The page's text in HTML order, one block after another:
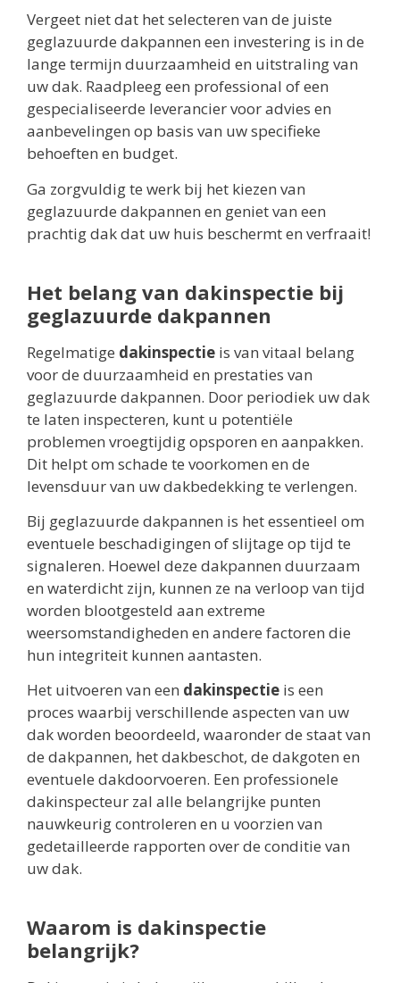
Vergeet niet dat het selecteren van de juiste
geglazuurde dakpannen een investering is in de
lange termijn duurzaamheid en uitstraling van
uw dak. Raadpleeg een professional of een
gespecialiseerde leverancier voor advies en
aanbevelingen op basis van uw specifieke
behoeften en budget.
Ga zorgvuldig te werk bij het kiezen van
geglazuurde dakpannen en geniet van een
prachtig dak dat uw huis beschermt en verfraait!
Het belang van dakinspectie bij
geglazuurde dakpannen
Regelmatige dakinspectie is van vitaal belang
voor de duurzaamheid en prestaties van
geglazuurde dakpannen. Door periodiek uw dak
te laten inspecteren, kunt u potentiële
problemen vroegtijdig opsporen en aanpakken.
Dit helpt om schade te voorkomen en de
levensduur van uw dakbedekking te verlengen.
Bij geglazuurde dakpannen is het essentieel om
eventuele beschadigingen of slijtage op tijd te
signaleren. Hoewel deze dakpannen duurzaam
en waterdicht zijn, kunnen ze na verloop van tijd
worden blootgesteld aan extreme
weersomstandigheden en andere factoren die
hun integriteit kunnen aantasten.
Het uitvoeren van een dakinspectie is een
proces waarbij verschillende aspecten van uw
dak worden beoordeeld, waaronder de staat van
de dakpannen, het dakbeschot, de dakgoten en
eventuele dakdoorvoeren. Een professionele
dakinspecteur zal alle belangrijke punten
nauwkeurig controleren en u voorzien van
gedetailleerde rapporten over de conditie van
uw dak.
Waarom is dakinspectie
belangrijk?